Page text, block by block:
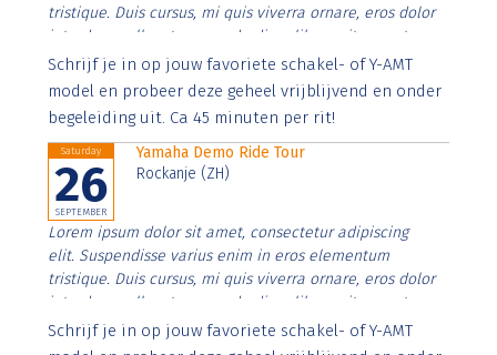
tristique. Duis cursus, mi quis viverra ornare, eros dolor
interdum nulla, ut commodo diam libero vitae erat.
Aenean faucibus nibh et justo cursus id rutrum lorem
imperdiet. Nunc ut sem vitae risus tristique posuere.
Schrijf je in op jouw favoriete schakel- of Y-AMT
model en probeer deze geheel vrijblijvend en onder
begeleiding uit. Ca 45 minuten per rit!
Saturday
26
SEPTEMBER
Yamaha Demo Ride Tour
Rockanje (ZH)
Lorem ipsum dolor sit amet, consectetur adipiscing
elit. Suspendisse varius enim in eros elementum
tristique. Duis cursus, mi quis viverra ornare, eros dolor
interdum nulla, ut commodo diam libero vitae erat.
Aenean faucibus nibh et justo cursus id rutrum lorem
imperdiet. Nunc ut sem vitae risus tristique posuere.
Schrijf je in op jouw favoriete schakel- of Y-AMT